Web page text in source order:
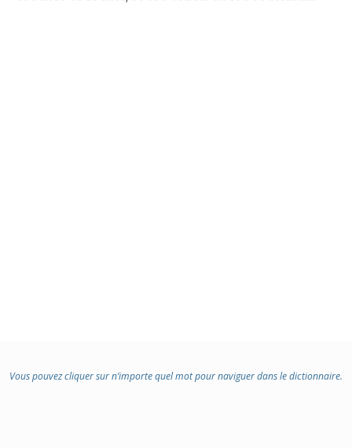
Vous pouvez cliquer sur n’importe quel mot pour naviguer dans le dictionnaire.